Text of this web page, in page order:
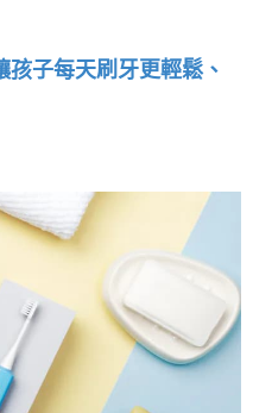
子每天刷牙更輕鬆、